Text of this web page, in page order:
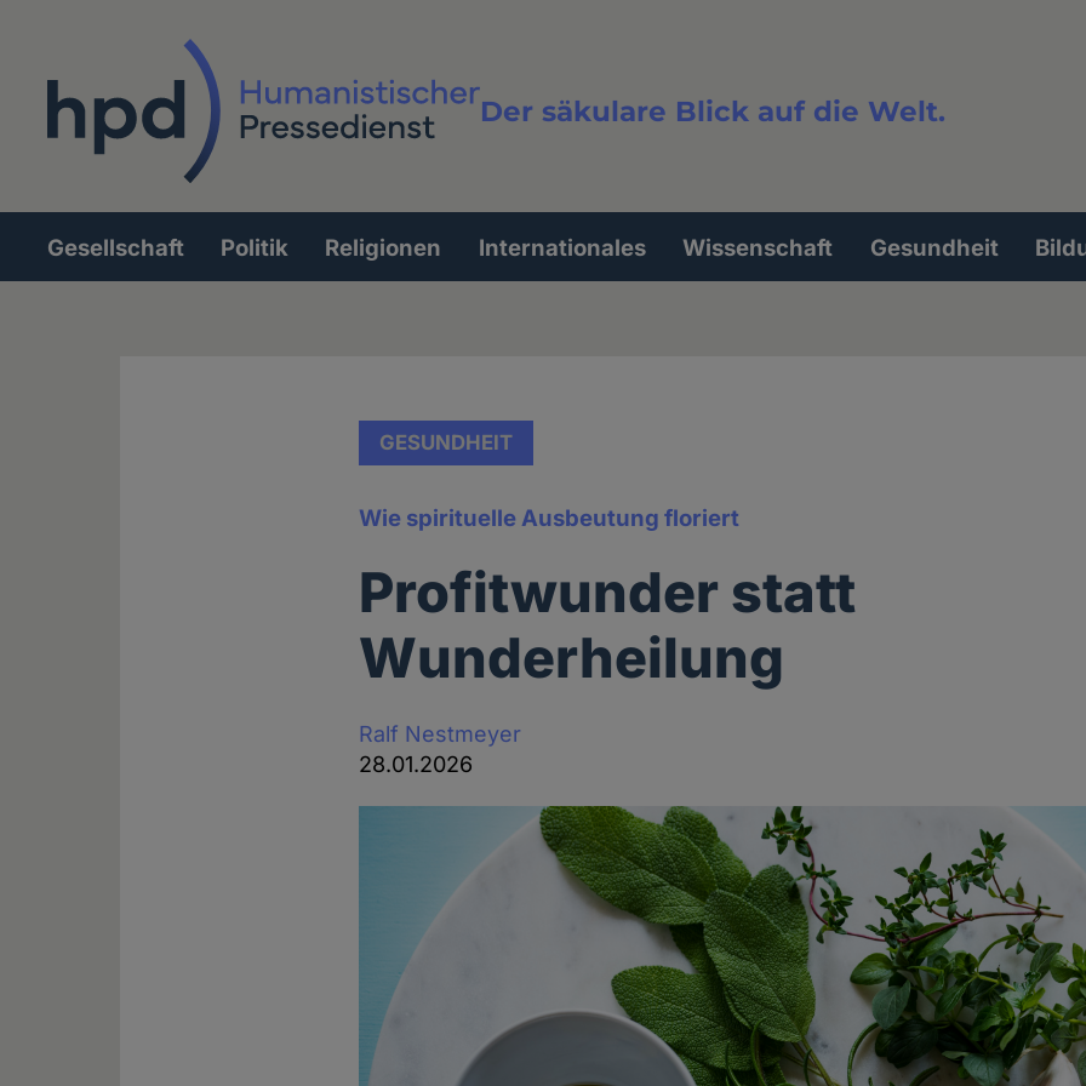
Der säkulare Blick auf die Welt.
Volltextsuche
Hauptnavigation
Gesellschaft Politik Religionen Internationales Wissenschaft Gesundheit
GESUNDHEIT
Wie spirituelle Ausbeutung floriert
Profitwunder statt
Wunderheilung
Ralf Nestmeyer
28.01.2026